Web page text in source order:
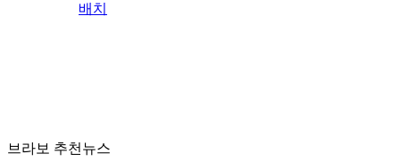
배치
브라보 추천뉴스